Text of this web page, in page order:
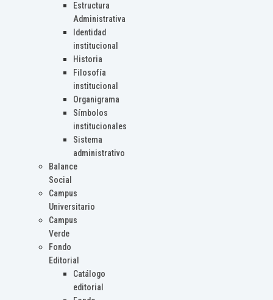
Estructura
Administrativa
Identidad
institucional
Historia
Filosofía
institucional
Organigrama
Símbolos
institucionales
Sistema
administrativo
Balance
Social
Campus
Universitario
Campus
Verde
Fondo
Editorial
Catálogo
editorial